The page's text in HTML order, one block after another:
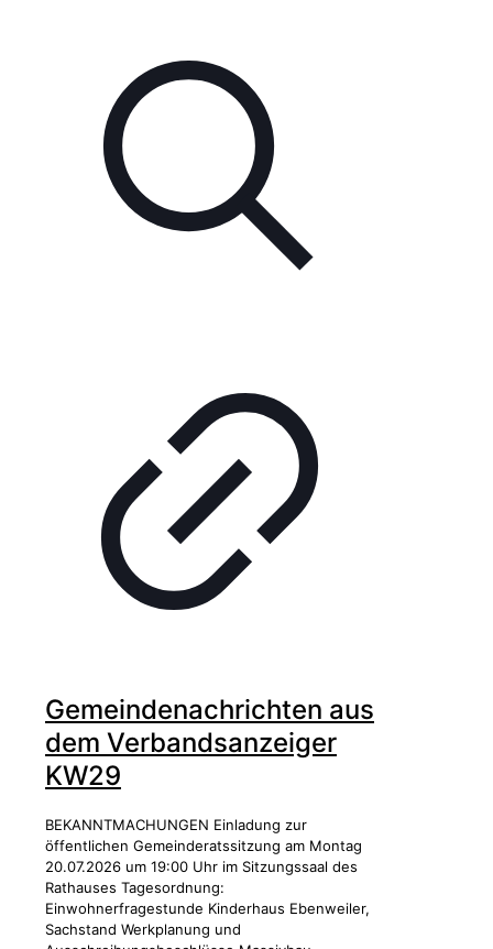
Gemeindenachrichten aus
dem Verbandsanzeiger
KW29
BEKANNTMACHUNGEN Einladung zur
öffentlichen Gemeinderatssitzung am Montag
20.07.2026 um 19:00 Uhr im Sitzungssaal des
Rathauses Tagesordnung:
Einwohnerfragestunde Kinderhaus Ebenweiler,
Sachstand Werkplanung und